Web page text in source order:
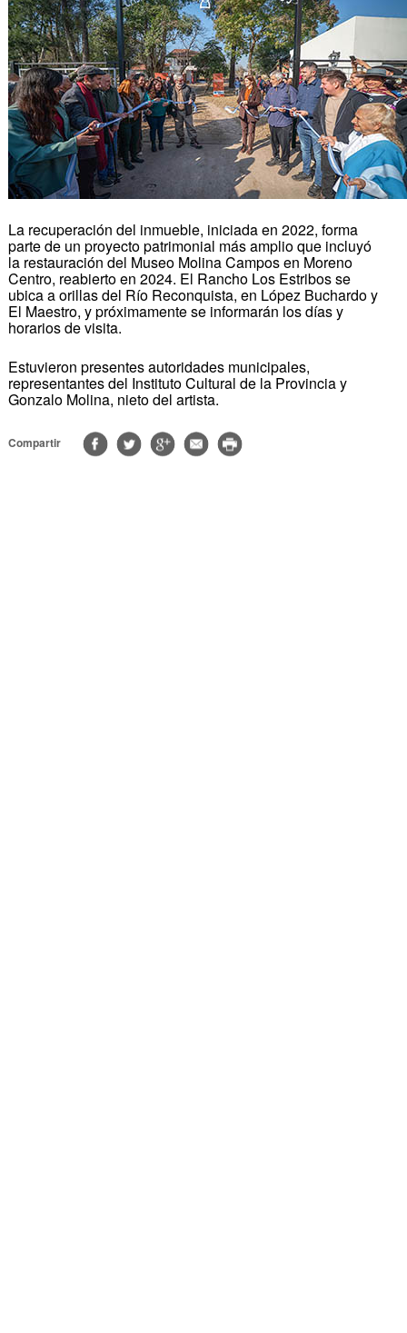
La recuperación del inmueble, iniciada en 2022, forma
parte de un proyecto patrimonial más amplio que incluyó
la restauración del Museo Molina Campos en Moreno
Centro, reabierto en 2024. El Rancho Los Estribos se
ubica a orillas del Río Reconquista, en López Buchardo y
El Maestro, y próximamente se informarán los días y
horarios de visita.
Estuvieron presentes autoridades municipales,
representantes del Instituto Cultural de la Provincia y
Gonzalo Molina, nieto del artista.
Compartir